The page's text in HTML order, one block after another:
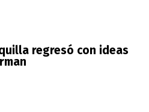
regresó con ideas